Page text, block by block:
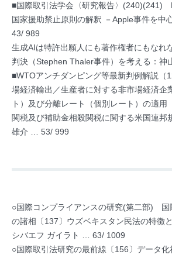
■国際取引法学会〈研究報告〉(240)(241)
国家援助禁止原則の解釈 －Apple事件を中
43/ 989
生成AIは特許出願人にも著作権者にもなれ
判決（Stephen Thaler事件）を考える：
■WTOアンチダンピング等最新判例解説
場経済輸出／生産者に対する非市場経済企
ト）及び分離レート（個別レート）の適
関税及び補助金相殺関税に関する米国連邦
雄介 … 53/ 999
○国際コンプライアンスの研究(第二部) 国
の諸相〔137〕ウズベキスタン民法の特徴
シバエフ ガイラト … 63/ 1009
○国際取引法研究の最前線〔156〕データ